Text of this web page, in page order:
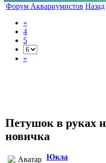
Форум Аквариумистов Назад
«
4
5
»
Петушок в руках
новичка
Юкла